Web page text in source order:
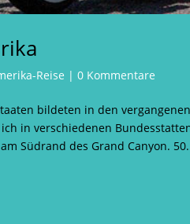
Reise |0 Kommentare
bildeten in den
ich in verschiedenen
Südrand des Grand Canyon.